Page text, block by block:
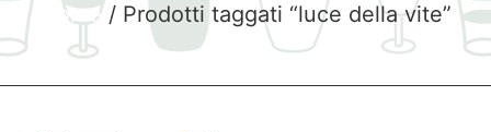
Home/ Prodotti taggati “luce della vite”